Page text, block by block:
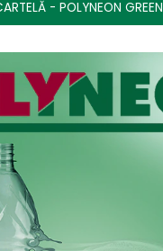
- POLYNEON GREEN